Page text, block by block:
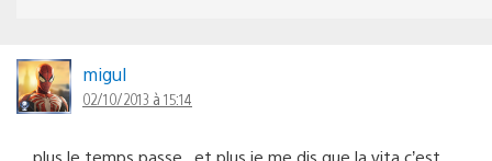
migul
02/10/2013 à 15:14
plus le temps passe , et plus je me dis que la vita c’est